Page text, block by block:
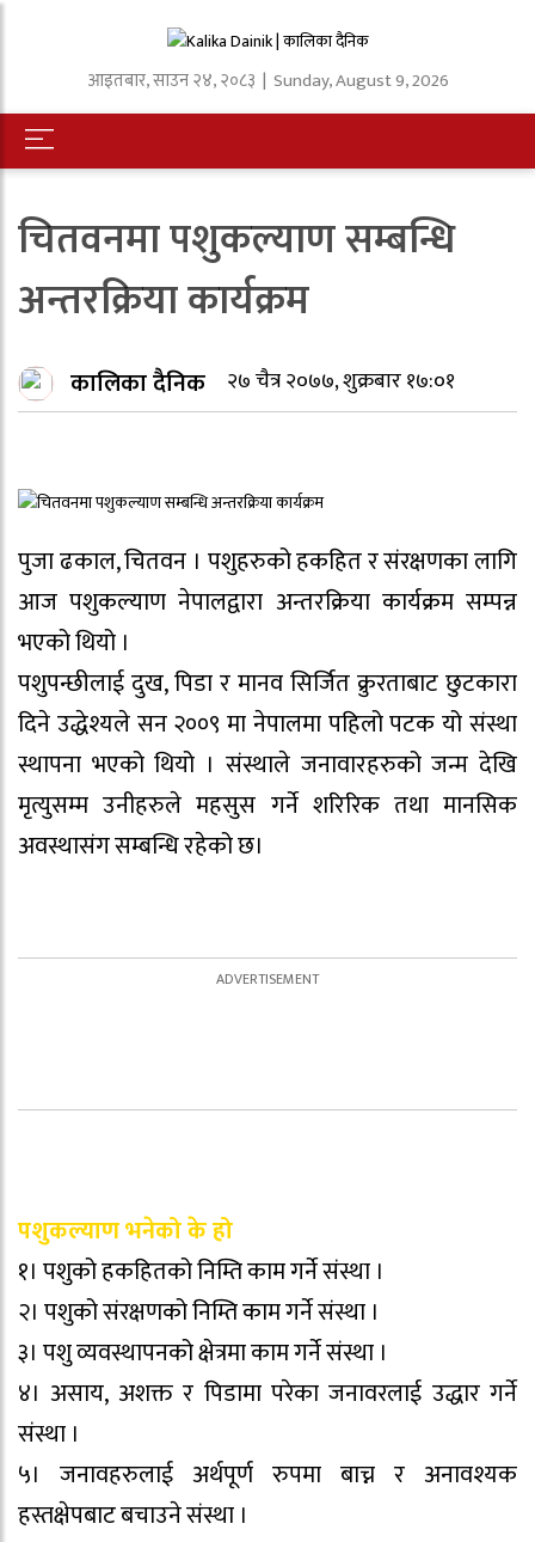
आइतबार,साउन२४,२०८३ | Sunday, August 9, 2026
चितवनमा पशुकल्याण सम्बन्धि
अन्तरक्रिया कार्यक्रम
कालिका दैनिक २७ चैत्र २०७७, शुक्रबार १७:०१
पुजा ढकाल, चितवन । पशुहरुको हकहित र संरक्षणका लागि
आज पशुकल्याण नेपालद्वारा अन्तरक्रिया कार्यक्रम सम्पन्न
भएको थियो ।
पशुपन्छीलाई दुख, पिडा र मानव सिर्जित क्रुरताबाट छुटकारा
दिने उद्धेश्यले सन २००९ मा नेपालमा पहिलो पटक यो संस्था
स्थापना भएको थियो । संस्थाले जनावारहरुको जन्म देखि
मृत्युसम्म उनीहरुले महसुस गर्ने शरिरिक तथा मानसिक
अवस्थासंग सम्बन्धि रहेको छ।
पशुकल्याण भनेको के हो
१। पशुको हकहितको निम्ति काम गर्ने संस्था ।
२। पशुको संरक्षणको निम्ति काम गर्ने संस्था ।
३। पशु व्यवस्थापनको क्षेत्रमा काम गर्ने संस्था ।
४। असाय, अशक्त र पिडामा परेका जनावरलाई उद्धार गर्ने
संस्था ।
५। जनावहरुलाई अर्थपूर्ण रुपमा बाच्न र अनावश्यक
हस्तक्षेपबाट बचाउने संस्था ।